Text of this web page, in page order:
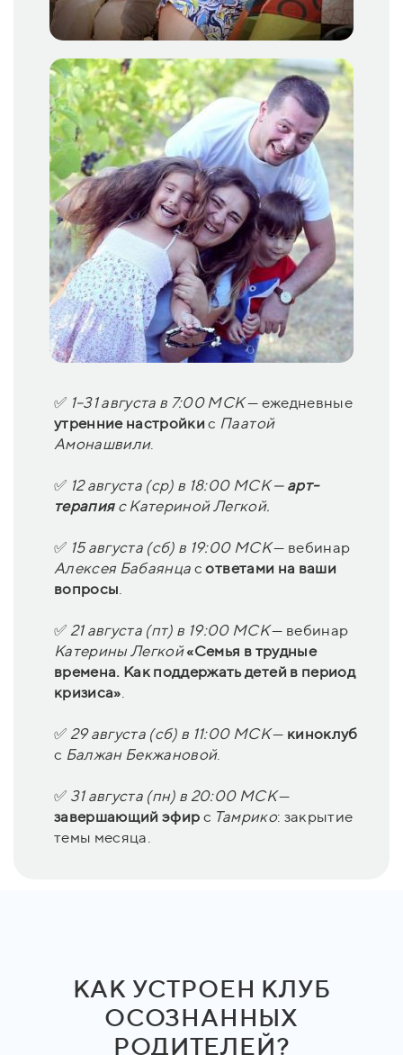
✅ 1–31 августа в 7:00 МСК— ежедневные
утренние настройки с Паатой
Амонашвили.
✅ 12 августа (ср) в 18:00 МСК— арт-
терапияс Катериной Легкой.
✅ 15 августа (сб) в 19:00 МСК— вебинар
Алексея Бабаянца сответами на ваши
вопросы.
✅ 21 августа (пт) в 19:00 МСК— вебинар
Катерины Легкой«Семья в трудные
времена. Как поддержать детей в период
кризиса».
✅ 29 августа (сб) в 11:00 МСК— киноклуб
с Балжан Бекжановой.
✅ 31 августа (пн) в 20:00 МСК—
завершающий эфир с Тамрико: закрытие
темы месяца.
КАК УСТРОЕН КЛУБ
ОСОЗНАННЫХ
РОДИТЕЛЕЙ?